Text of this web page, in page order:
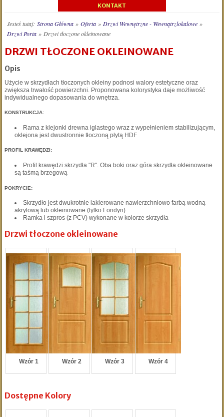
KONTAKT
Jesteś tutaj:Strona Główna »Oferta » Drzwi Wewnętrzne - Wewnątrzlokalowe »
Drzwi Porta » Drzwi tłoczone okleinowane
DRZWI TŁOCZONE OKLEINOWANE
Opis
Użycie w skrzydłach tłoczonych okleiny podnosi walory estetyczne oraz
zwiększa trwałość powierzchni. Proponowana kolorystyka daje możliwość
indywidualnego dopasowania do wnętrza.
KONSTRUKCJA:
Rama z klejonki drewna iglastego wraz z wypełnieniem stabilizującym,
oklejona jest dwustronnie tłoczoną płytą HDF
PROFIL KRAWĘDZI:
Profil krawędzi skrzydła "R". Oba boki oraz góra skrzydła okleinowane
są taśmą brzegową
POKRYCIE:
Skrzydło jest dwukrotnie lakierowane nawierzchniowo farbą wodną
akrylową lub okleinowane (tylko Londyn)
Ramka i szpros (z PCV) wykonane w kolorze skrzydła
Drzwi tłoczone okleinowane
Wzór 1 Wzór 2 Wzór 3 Wzór 4
Dostępne Kolory